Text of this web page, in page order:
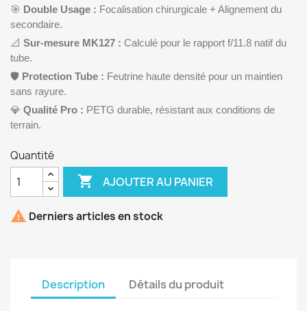
🎯 Double Usage : Focalisation chirurgicale + Alignement du
secondaire.
📐 Sur-mesure MK127 : Calculé pour le rapport f/11.8 natif du
tube.
🛡️ Protection Tube : Feutrine haute densité pour un maintien
sans rayure.
💎 Qualité Pro : PETG durable, résistant aux conditions de
terrain.
Quantité
 AJOUTER AU PANIER
 Derniers articles en stock
Description Détails du produit